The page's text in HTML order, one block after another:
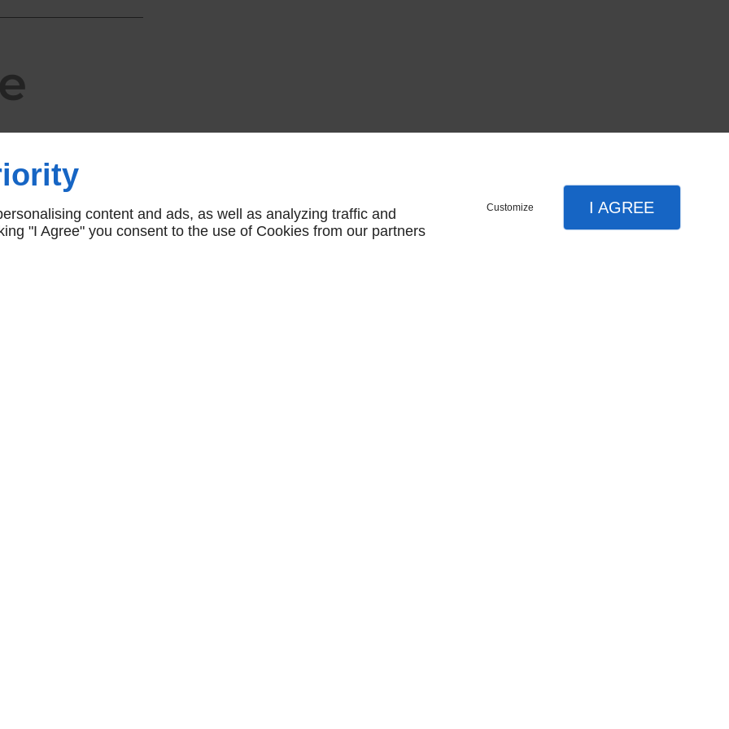
content and ads, as well as analyzing traffic and
"I Agree" you consent to the use of Cookies from our partners
Customize I AGREE